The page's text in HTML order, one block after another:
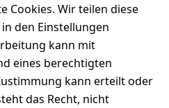
Cookies. Wir teilen diese
den Einstellungen
kann mit
eines berechtigten
kann erteilt oder
das Recht, nicht